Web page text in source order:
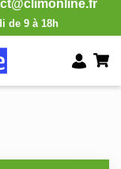
de 9 à 18h